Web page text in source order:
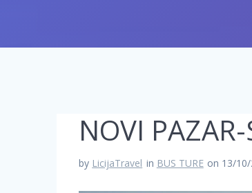
NOVI
by LicijaTravel in BUS TURE on 13/